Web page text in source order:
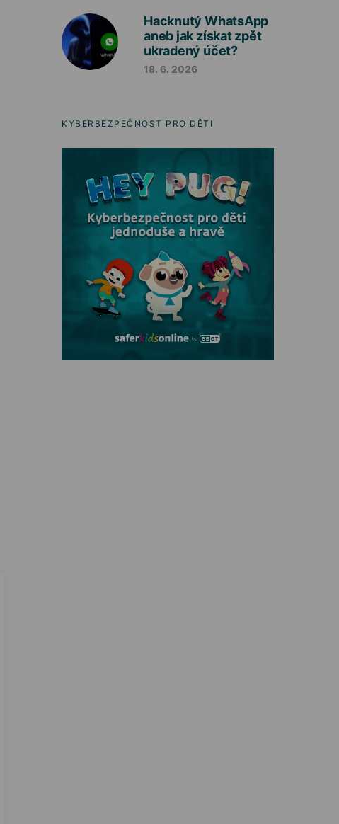
Hacknutý WhatsApp
aneb jak získat zpět
ukradený účet?
18. 6. 2026
KYBERBEZPEČNOST PRO DĚTI